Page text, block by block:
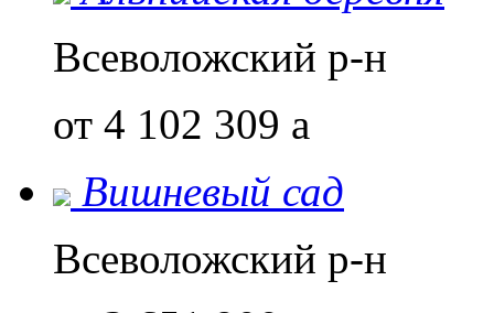
Всеволожский р-н
от 4 102 309 a
Вишневый сад
Всеволожский р-н